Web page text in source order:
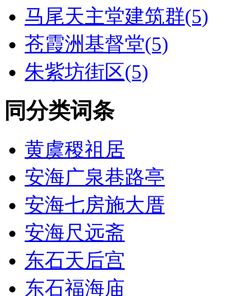
马尾天主堂建筑群(5)
苍霞洲基督堂(5)
朱紫坊街区(5)
同分类词条
黄虞稷祖居
安海广泉巷路亭
安海七房施大厝
安海尺远斋
东石天后宫
东石福海庙